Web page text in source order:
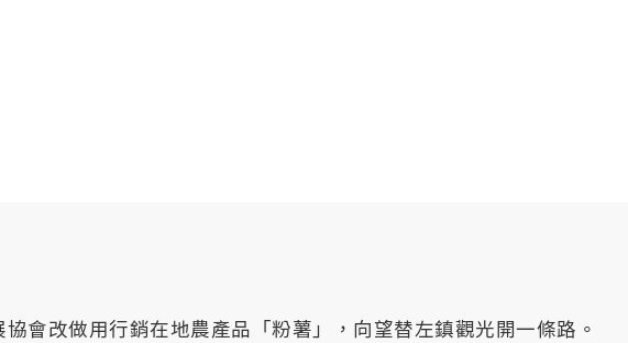
會改做用行銷在地農產品「粉薯」，向望替左鎮觀光開一條路。